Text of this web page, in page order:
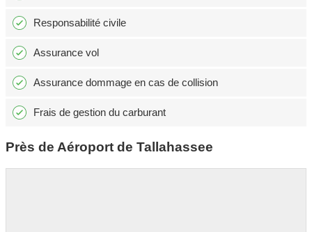
Responsabilité civile
Assurance vol
Assurance dommage en cas de collision
Frais de gestion du carburant
Près de Aéroport de Tallahassee